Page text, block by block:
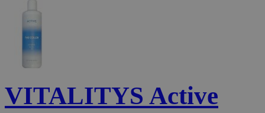
VITALITYS Active